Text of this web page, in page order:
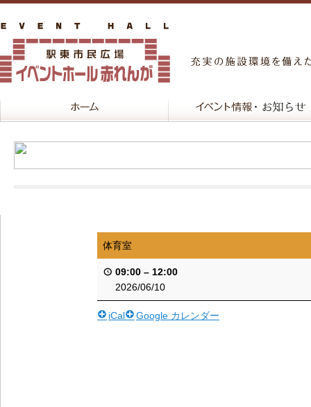
体育室
09:00 – 12:00
2026/06/10
iCal Google カレンダー